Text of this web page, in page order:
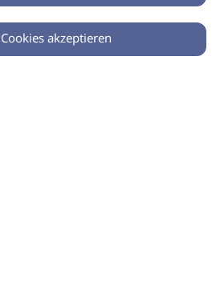
0 akzeptieren